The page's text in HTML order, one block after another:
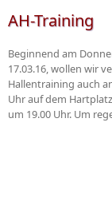
AH-Training
Beginnend am
17.03.16, wollen wir
Hallentraining auch
Uhr auf dem
um 19.00 Uhr. Um